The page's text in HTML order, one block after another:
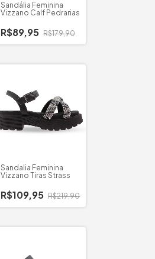
Sandália Feminina
Vizzano Calf Pedrarias
R$89,95 R$179,90
Sandalia Feminina
Vizzano Tiras Strass
R$109,95 R$219,90